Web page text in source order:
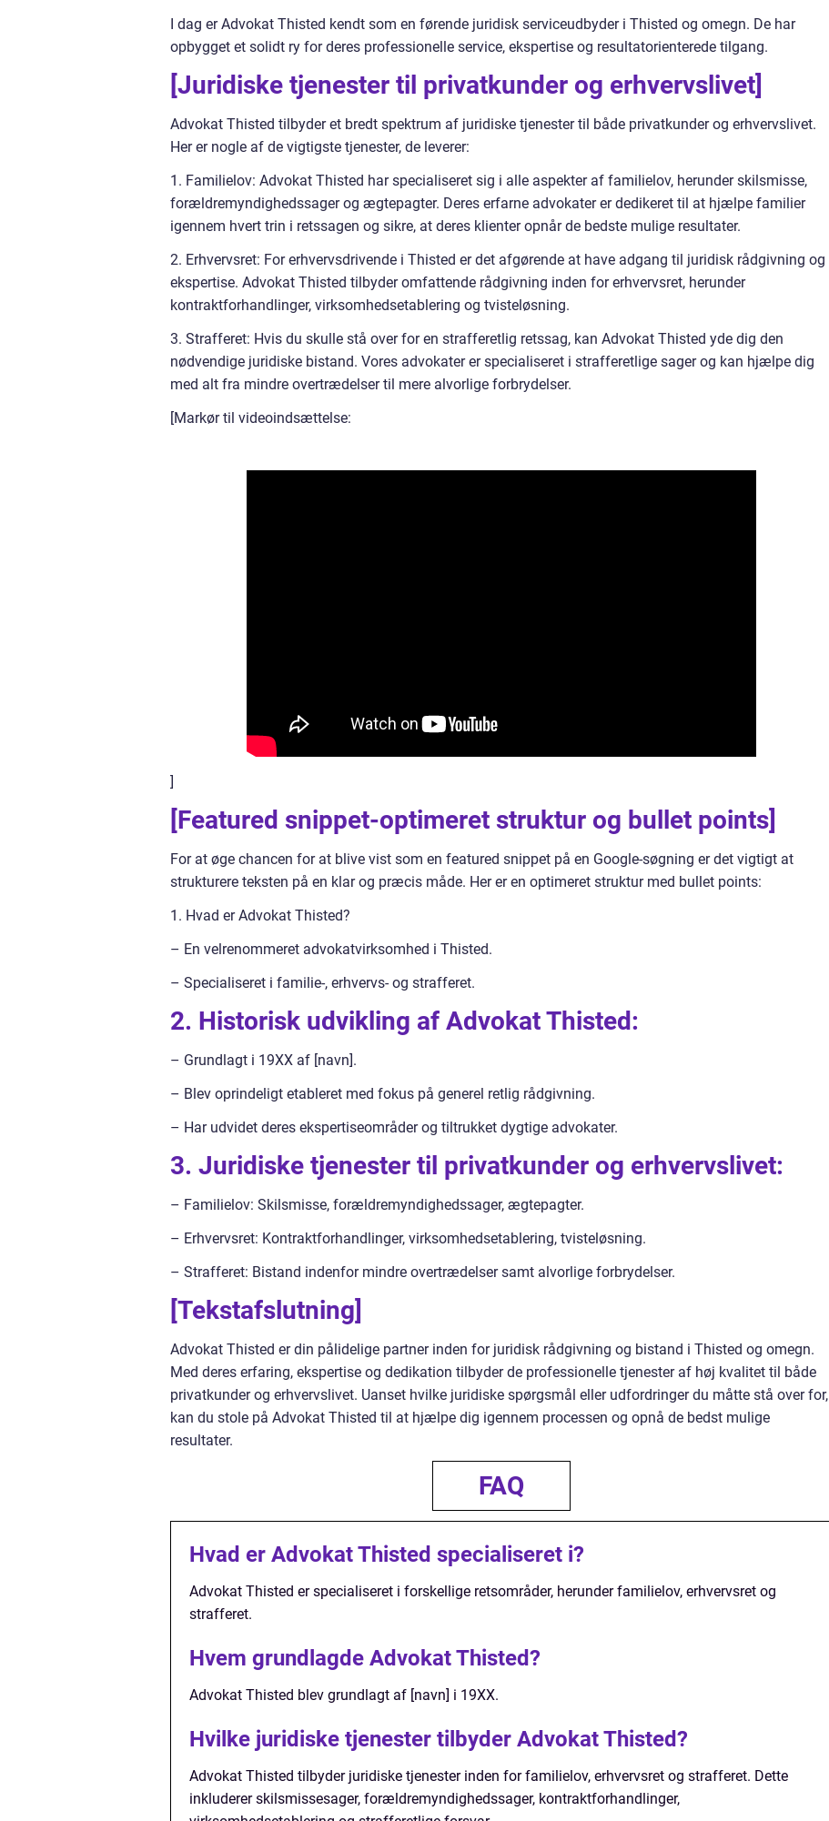
I dag er Advokat Thisted kendt som en førende juridisk serviceudbyder i Thisted og omegn. De har
opbygget et solidt ry for deres professionelle service, ekspertise og resultatorienterede tilgang.
[Juridiske tjenester til privatkunder og erhvervslivet]
Advokat Thisted tilbyder et bredt spektrum af juridiske tjenester til både privatkunder og erhvervslivet.
Her er nogle af de vigtigste tjenester, de leverer:
1. Familielov: Advokat Thisted har specialiseret sig i alle aspekter af familielov, herunder skilsmisse,
forældremyndighedssager og ægtepagter. Deres erfarne advokater er dedikeret til at hjælpe familier
igennem hvert trin i retssagen og sikre, at deres klienter opnår de bedste mulige resultater.
2. Erhvervsret: For erhvervsdrivende i Thisted er det afgørende at have adgang til juridisk rådgivning og
ekspertise. Advokat Thisted tilbyder omfattende rådgivning inden for erhvervsret, herunder
kontraktforhandlinger, virksomhedsetablering og tvisteløsning.
3. Strafferet: Hvis du skulle stå over for en strafferetlig retssag, kan Advokat Thisted yde dig den
nødvendige juridiske bistand. Vores advokater er specialiseret i strafferetlige sager og kan hjælpe dig
med alt fra mindre overtrædelser til mere alvorlige forbrydelser.
[Markør til videoindsættelse:
]
[Featured snippet-optimeret struktur og bullet points]
For at øge chancen for at blive vist som en featured snippet på en Google-søgning er det vigtigt at
strukturere teksten på en klar og præcis måde. Her er en optimeret struktur med bullet points:
1. Hvad er Advokat Thisted?
– En velrenommeret advokatvirksomhed i Thisted.
– Specialiseret i familie-, erhvervs- og strafferet.
2. Historisk udvikling af Advokat Thisted:
– Grundlagt i 19XX af [navn].
– Blev oprindeligt etableret med fokus på generel retlig rådgivning.
– Har udvidet deres ekspertiseområder og tiltrukket dygtige advokater.
3. Juridiske tjenester til privatkunder og erhvervslivet:
– Familielov: Skilsmisse, forældremyndighedssager, ægtepagter.
– Erhvervsret: Kontraktforhandlinger, virksomhedsetablering, tvisteløsning.
– Strafferet: Bistand indenfor mindre overtrædelser samt alvorlige forbrydelser.
[Tekstafslutning]
Advokat Thisted er din pålidelige partner inden for juridisk rådgivning og bistand i Thisted og omegn.
Med deres erfaring, ekspertise og dedikation tilbyder de professionelle tjenester af høj kvalitet til både
privatkunder og erhvervslivet. Uanset hvilke juridiske spørgsmål eller udfordringer du måtte stå over for,
kan du stole på Advokat Thisted til at hjælpe dig igennem processen og opnå de bedst mulige
resultater.
FAQ
Hvad er Advokat Thisted specialiseret i?
Advokat Thisted er specialiseret i forskellige retsområder, herunder familielov, erhvervsret og
strafferet.
Hvem grundlagde Advokat Thisted?
Advokat Thisted blev grundlagt af [navn] i 19XX.
Hvilke juridiske tjenester tilbyder Advokat Thisted?
Advokat Thisted tilbyder juridiske tjenester inden for familielov, erhvervsret og strafferet. Dette
inkluderer skilsmissesager, forældremyndighedssager, kontraktforhandlinger,